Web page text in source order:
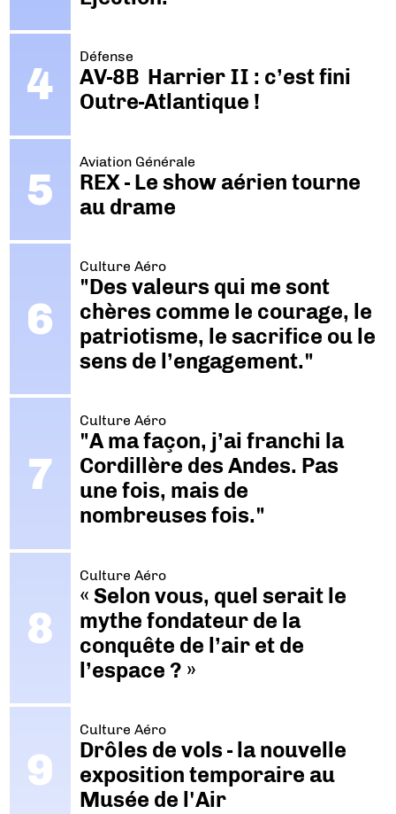
Défense
AV-8B Harrier II : c’est fini
Outre-Atlantique !
Aviation Générale
REX - Le show aérien tourne
au drame
Culture Aéro
"Des valeurs qui me sont
chères comme le courage, le
patriotisme, le sacrifice ou le
sens de l’engagement."
Culture Aéro
"A ma façon, j’ai franchi la
Cordillère des Andes. Pas
une fois, mais de
nombreuses fois."
Culture Aéro
« Selon vous, quel serait le
mythe fondateur de la
conquête de l’air et de
l’espace ? »
Culture Aéro
Drôles de vols - la nouvelle
exposition temporaire au
Musée de l'Air